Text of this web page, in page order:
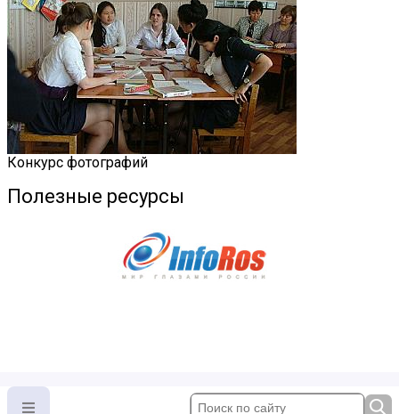
Конкурс фотографий
Полезные ресурсы